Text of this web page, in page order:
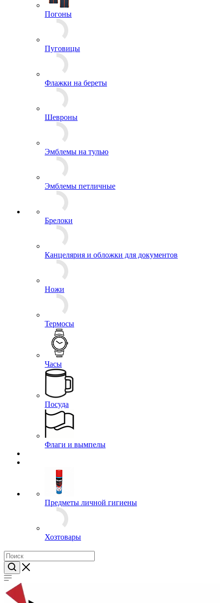
Сумки
Чехлы
Жетоны
Знаки Классности
Знаки Образования
Знаки, Повязки Дежурного
Значки
Ордена и Медали
Буквы, Якоря
Звезды
Эмблемы на пилотку
Зажимы для галстуков
Лычки и пластины
Нашивки